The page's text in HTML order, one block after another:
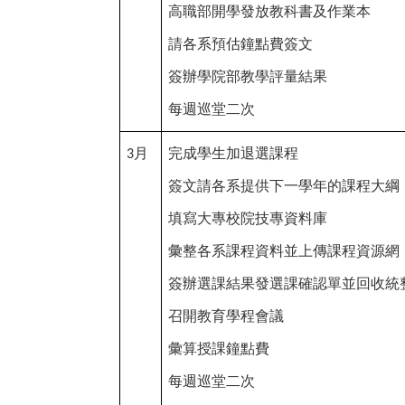
高職部開學發放教科書及作業本
請各系預估鐘點費簽文
簽辦學院部教學評量結果
每週巡堂二次
3月 完成學生加退選課程
簽文請各系提供下一學年的課程大綱
填寫大專校院技專資料庫
彙整各系課程資料並上傳課程資源網
簽辦選課結果發選課確認單並回收統
召開教育學程會議
彙算授課鐘點費
每週巡堂二次